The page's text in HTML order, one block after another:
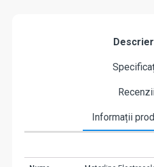
Informații